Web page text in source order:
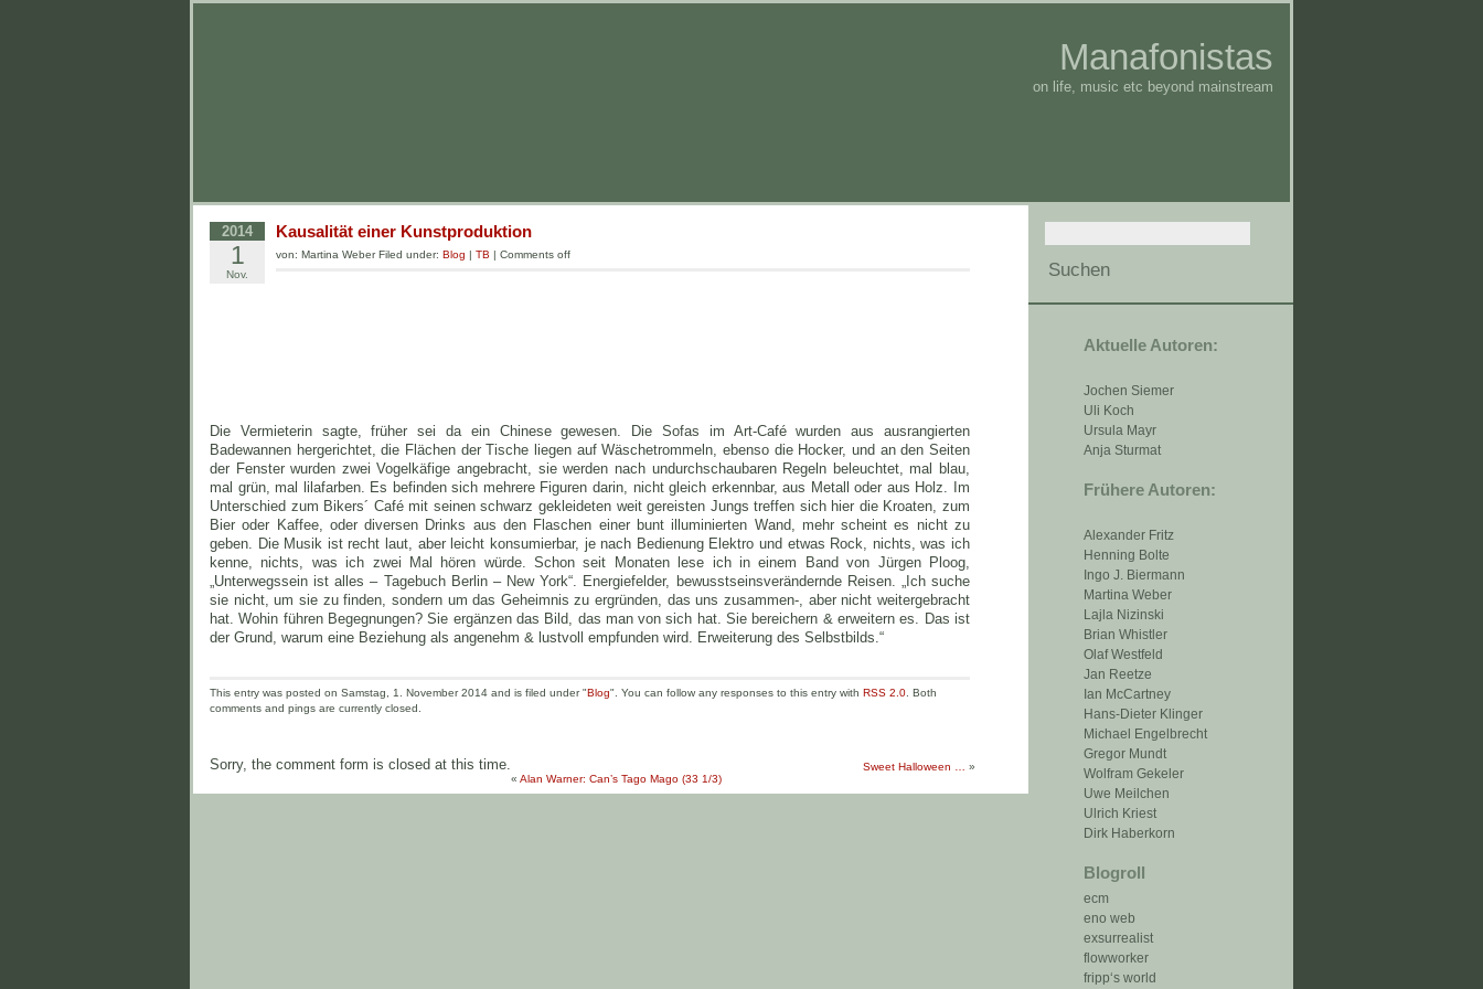
Manafonistas
on life, music etc beyond mainstream
Aktuelle Autoren:
Jochen Siemer
Uli Koch
Ursula Mayr
Anja Sturmat
Frühere Autoren:
Alexander Fritz
Henning Bolte
Ingo J. Biermann
Martina Weber
Lajla Nizinski
Brian Whistler
Olaf Westfeld
Jan Reetze
Ian McCartney
Hans-Dieter Klinger
Michael Engelbrecht
Gregor Mundt
Wolfram Gekeler
Uwe Meilchen
Ulrich Kriest
Dirk Haberkorn
Blogroll
ecm
eno web
exsurrealist
flowworker
fripp‘s world
2014
1
Nov.
Kausalität einer Kunstproduktion
von: Martina Weber Filed under: Blog | TB | Comments off
Die Vermieterin sagte, früher sei da ein Chinese gewesen. Die Sofas im Art-Café wurden aus ausrangierten
Badewannen hergerichtet, die Flächen der Tische liegen auf Wäschetrommeln, ebenso die Hocker, und an den Seiten
der Fenster wurden zwei Vogelkäfige angebracht, sie werden nach undurchschaubaren Regeln beleuchtet, mal blau,
mal grün, mal lilafarben. Es befinden sich mehrere Figuren darin, nicht gleich erkennbar, aus Metall oder aus Holz. Im
Unterschied zum Bikers´ Café mit seinen schwarz gekleideten weit gereisten Jungs treffen sich hier die Kroaten, zum
Bier oder Kaffee, oder diversen Drinks aus den Flaschen einer bunt illuminierten Wand, mehr scheint es nicht zu
geben. Die Musik ist recht laut, aber leicht konsumierbar, je nach Bedienung Elektro und etwas Rock, nichts, was ich
kenne, nichts, was ich zwei Mal hören würde. Schon seit Monaten lese ich in einem Band von Jürgen Ploog,
„Unterwegssein ist alles – Tagebuch Berlin – New York“. Energiefelder, bewusstseinsverändernde Reisen. „Ich suche
sie nicht, um sie zu finden, sondern um das Geheimnis zu ergründen, das uns zusammen-, aber nicht weitergebracht
hat. Wohin führen Begegnungen? Sie ergänzen das Bild, das man von sich hat. Sie bereichern & erweitern es. Das ist
der Grund, warum eine Beziehung als angenehm & lustvoll empfunden wird. Erweiterung des Selbstbilds.“
This entry was posted on Samstag, 1. November 2014 and is filed under "Blog". You can follow any responses to this entry with RSS 2.0 . Both
comments and pings are currently closed.
Sorry, the comment form is closed at this time. Sweet Halloween …
»
« Alan Warner: Can’s Tago Mago (33 1/3)